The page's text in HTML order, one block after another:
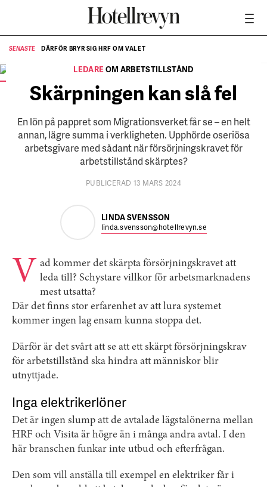
SENASTE DÄRFÖR BRYR SIG HRF OM VALET
FOTO:Mostphotos
LEDAREOM ARBETSTILLSTÅND
Skärpningen kan slå fel
En lön på pappret som Migrationsverket får se – en helt
annan, lägre summa i verkligheten. Upphörde oseriösa
arbetsgivare med sådant när försörjningskravet för
arbetstillstånd skärptes?
PUBLICERAD 13 MARS 2024
LINDA SVENSSON
linda.svensson@hotellrevyn.se
V ad kommer det skärpta försörjningskravet att
leda till? Schystare villkor för arbetsmarknadens
mest utsatta?
Där det finns stor erfarenhet av att lura systemet
kommer ingen lag ensam kunna stoppa det.
Därför är det svårt att se att ett skärpt försörjningskrav
för arbetstillstånd ska hindra att människor blir
utnyttjade.
Inga elektrikerlöner
Det är ingen slump att de avtalade lägstalönerna mellan
HRF och Visita är högre än i många andra avtal. I den
här branschen funkar inte utbud och efterfrågan.
Den som vill anställa till exempel en elektriker får i